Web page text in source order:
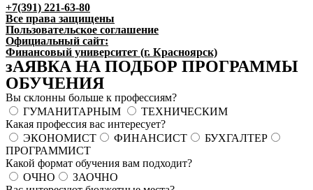
+7(391) 221-63-80
Все права защищены
Пользовательское соглашение
Официальный сайт:
Финансовый университет (г. Красноярск)
зАЯВКА НА ПОДБОР ПРОГРАММЫ
ОБУЧЕНИЯ
Вы склонны больше к профессиям?
ГУМАНИТАРНЫМ
ТЕХНИЧЕСКИМ
Какая профессия вас интересует?
ЭКОНОМИСТ
ФИНАНСИСТ
БУХГАЛТЕР
ПРОГРАММИСТ
Какой формат обучения вам подходит?
ОЧНО
ЗАОЧНО